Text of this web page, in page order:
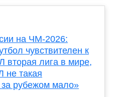
на ЧМ-2026:
чувствителен к
вторая лига в мире,
не такая
за рубежом мало»